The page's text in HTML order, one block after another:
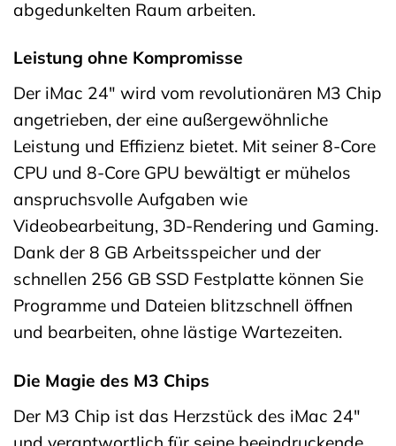
abgedunkelten Raum arbeiten.
Leistung ohne Kompromisse
Der iMac 24″ wird vom revolutionären M3 Chip
angetrieben, der eine außergewöhnliche
Leistung und Effizienz bietet. Mit seiner 8-Core
CPU und 8-Core GPU bewältigt er mühelos
anspruchsvolle Aufgaben wie
Videobearbeitung, 3D-Rendering und Gaming.
Dank der 8 GB Arbeitsspeicher und der
schnellen 256 GB SSD Festplatte können Sie
Programme und Dateien blitzschnell öffnen
und bearbeiten, ohne lästige Wartezeiten.
Die Magie des M3 Chips
Der M3 Chip ist das Herzstück des iMac 24″